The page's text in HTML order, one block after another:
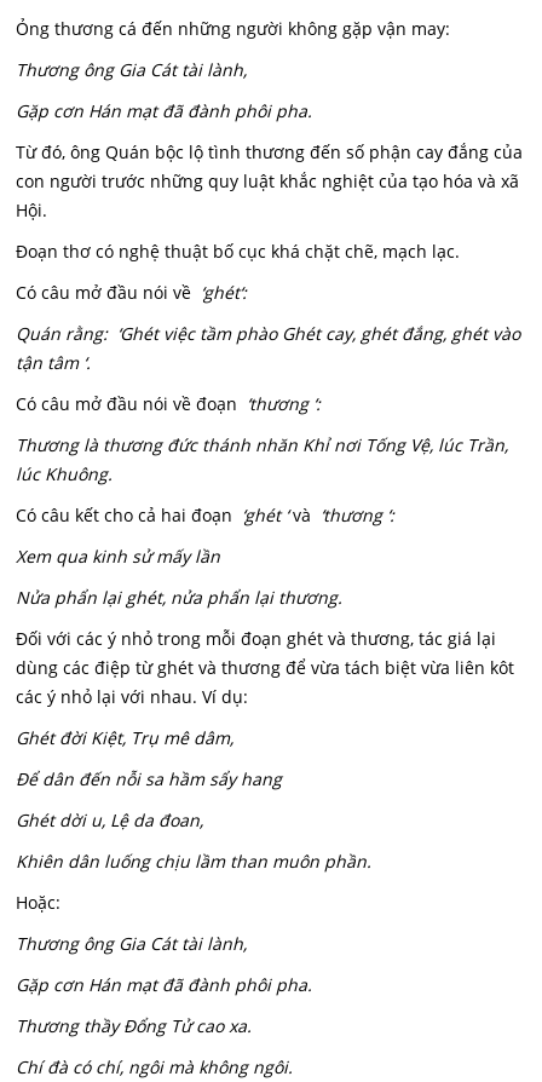
Ỏng thương cá đến những người không gặp vận may:
Thương ông Gia Cát tài lành,
Gặp cơn Hán mạt đã đành phôi pha.
Từ đó, ông Quán bộc lộ tình thương đến số phận cay đắng của
con người trước những quy luật khắc nghiệt của tạo hóa và xã
Hội.
Đoạn thơ có nghệ thuật bố cục khá chặt chẽ, mạch lạc.
Có câu mở đầu nói về ‘ghét‘:
Quán rằng: ‘Ghét việc tầm phào Ghét cay, ghét đắng, ghét vào
tận tâm ‘.
Có câu mở đầu nói về đoạn ‘thương ‘:
Thương là thương đức thánh nhăn Khỉ nơi Tống Vệ, lúc Trần,
lúc Khuông.
Có câu kết cho cả hai đoạn ‘ghét ‘và ‘thương ‘:
Xem qua kinh sử mấy lần
Nửa phẩn lại ghét, nửa phẩn lại thương.
Đối với các ý nhỏ trong mỗi đoạn ghét và thương, tác giá lại
dùng các điệp từ ghét và thương để vừa tách biệt vừa liên kôt
các ý nhỏ lại với nhau. Ví dụ:
Ghét đời Kiệt, Trụ mê dâm,
Để dân đến nỗi sa hầm sẩy hang
Ghét dời u, Lệ da đoan,
Khiên dân luống chịu lầm than muôn phần.
Hoặc:
Thương ông Gia Cát tài lành,
Gặp cơn Hán mạt đã đành phôi pha.
Thương thầy Đổng Tử cao xa.
Chí đà có chí, ngôi mà không ngôi.